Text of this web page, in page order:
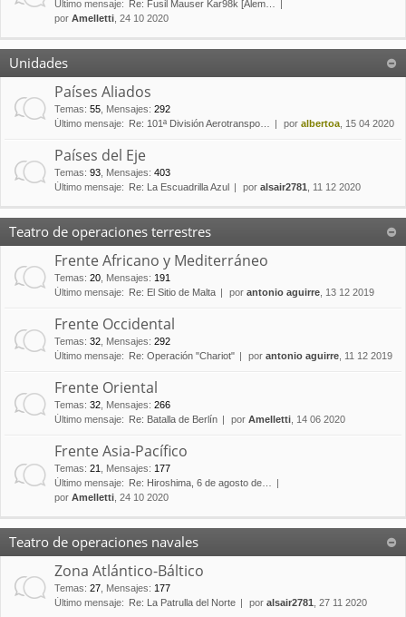
Último mensaje:
Re: Fusil Mauser Kar98k [Alem…
por Amelletti , 24 10 2020
Unidades
Países Aliados
Temas: 55 Mensajes: 292
Último mensaje:
Re: 101ª División Aerotranspo… por albertoa , 15 04 2020
Países del Eje
Temas: 93 Mensajes: 403
Último mensaje:
Re: La Escuadrilla Azul por alsair2781 , 11 12 2020
Teatro de operaciones terrestres
Frente Africano y Mediterráneo
Temas: 20 Mensajes: 191
Último mensaje:
Re: El Sitio de Malta por antonio aguirre , 13 12 2019
Frente Occidental
Temas: 32 Mensajes: 292
Último mensaje:
Re: Operación "Chariot" por antonio aguirre , 11 12 2019
Frente Oriental
Temas: 32 Mensajes: 266
Último mensaje:
Re: Batalla de Berlín por Amelletti , 14 06 2020
Frente Asia-Pacífico
Temas: 21 Mensajes: 177
Último mensaje:
Re: Hiroshima, 6 de agosto de…
por Amelletti , 24 10 2020
Teatro de operaciones navales
Zona Atlántico-Báltico
Temas: 27 Mensajes: 177
Último mensaje:
Re: La Patrulla del Norte por alsair2781 , 27 11 2020